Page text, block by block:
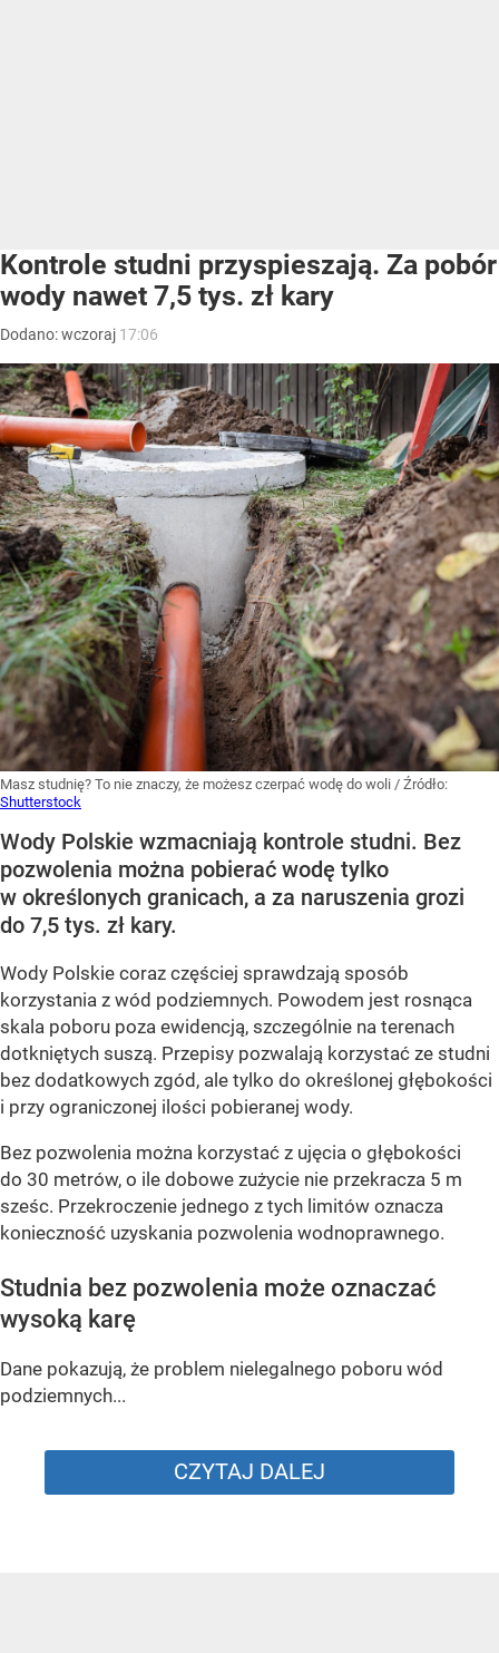
Kontrole studni przyspieszają. Za pobór
wody nawet 7,5 tys. zł kary
Dodano:wczoraj 17:06
Masz studnię? To nie znaczy, że możesz czerpać wodę do woli / Źródło:
Shutterstock
Wody Polskie wzmacniają kontrole studni. Bez
pozwolenia można pobierać wodę tylko
w określonych granicach, a za naruszenia grozi
do 7,5 tys. zł kary.
Wody Polskie coraz częściej sprawdzają sposób
korzystania z wód podziemnych. Powodem jest rosnąca
skala poboru poza ewidencją, szczególnie na terenach
dotkniętych suszą. Przepisy pozwalają korzystać ze studni
bez dodatkowych zgód, ale tylko do określonej głębokości
i przy ograniczonej ilości pobieranej wody.
Bez pozwolenia można korzystać z ujęcia o głębokości
do 30 metrów, o ile dobowe zużycie nie przekracza 5 m
sześc. Przekroczenie jednego z tych limitów oznacza
konieczność uzyskania pozwolenia wodnoprawnego.
Studnia bez pozwolenia może oznaczać
wysoką karę
Dane pokazują, że problem nielegalnego poboru wód
podziemnych...
CZYTAJ DALEJ